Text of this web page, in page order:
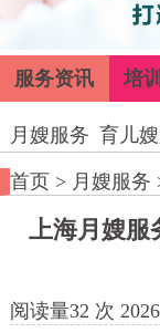
服务资讯 培
月嫂服务 育儿
首页> 月嫂服务
上海月嫂服
阅读量32 次